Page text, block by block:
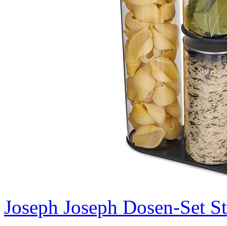
Joseph Joseph Dosen-Set